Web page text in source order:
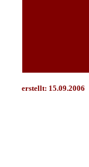
erstellt: 15.09.2006